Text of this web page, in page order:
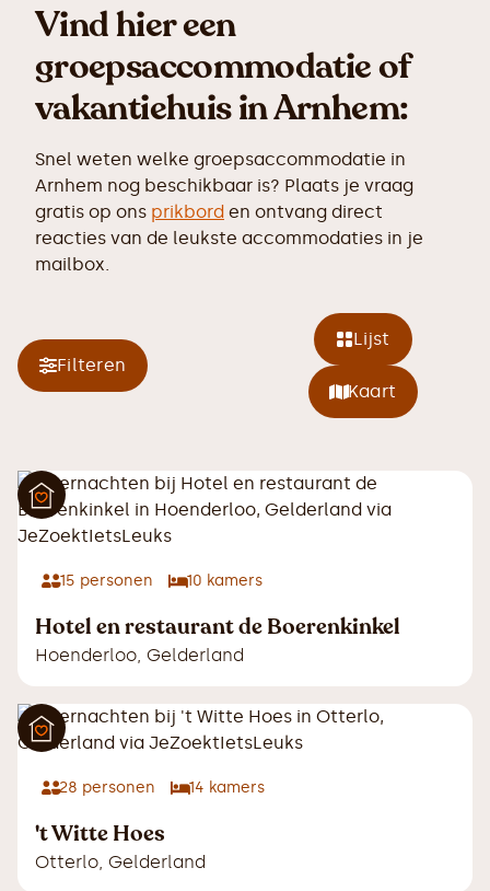
Vind hier een
groepsaccommodatie of
vakantiehuis in Arnhem:
Snel weten welke groepsaccommodatie in
Arnhem nog beschikbaar is? Plaats je vraag
gratis op ons prikbord en ontvang direct
reacties van de leukste accommodaties in je
mailbox.
Filteren
Lijst
Kaart
15 personen 10 kamers
Hotel en restaurant de Boerenkinkel
Hoenderloo, Gelderland
28 personen 14 kamers
't Witte Hoes
Otterlo, Gelderland